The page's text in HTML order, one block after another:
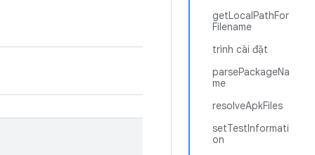
getLocalPathFor
Filename
trình cài đặt
parsePackageNa
me
resolveApkFiles
setTestInformati
on